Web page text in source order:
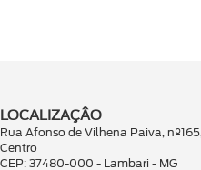
LOCALIZAÇÂO
Rua Afonso de Vilhena Paiva, nº165,
Centro
CEP: 37480-000 - Lambari - MG